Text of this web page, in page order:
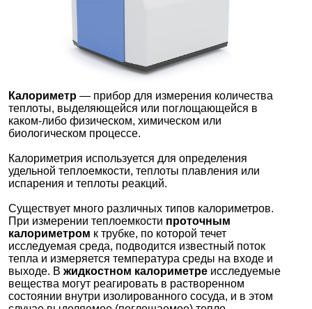
Калориметр — прибор для измерения количества
теплоты, выделяющейся или поглощающейся в
каком-либо физическом, химическом или
биологическом процессе.
Калориметрия используется для определения
удельной теплоемкости, теплоты плавления или
испарения и теплоты реакций.
Существует много различных типов калориметров.
При измерении теплоемкости проточным
калориметром к трубке, по которой течет
исследуемая среда, подводится известный поток
тепла и измеряется температура среды на входе и
выходе. В жидкостном калориметре исследуемые
вещества могут реагировать в растворенном
состоянии внутри изолированного сосуда, и в этом